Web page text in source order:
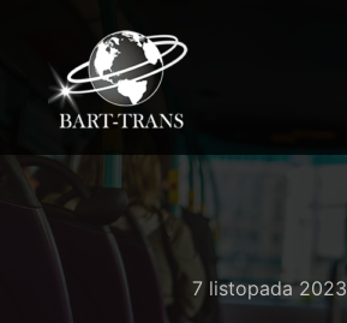
7 listopada 2023